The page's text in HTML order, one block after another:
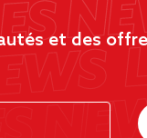
et des